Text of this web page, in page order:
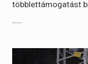
többlettámogatást